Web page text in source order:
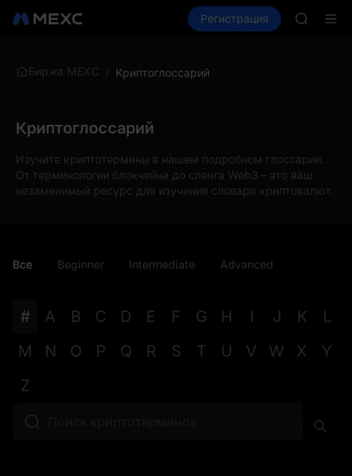
Рынки Спот Фьючерсы
Регистрация
SKYAI
Биржа MEXC / Криптоглоссарий
Криптоглоссарий
Изучите криптотермины в нашем подробном глоссарии.
От терминологии блокчейна до сленга Web3 – это ваш
незаменимый ресурс для изучения словаря криптовалют.
Все Beginner Intermediate Advanced
# A B C D E F G H I J K
L
M
N O P Q R S T U V W X
Y
Z